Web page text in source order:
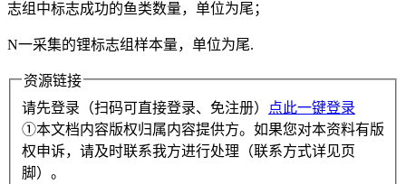
志组中标志成功的鱼类数量，单位为尾；
N一采集的锂标志组样本量，单位为尾.
资源链接
请先登录（扫码可直接登录、免注册）
点此一键登录
①本文档内容版权归属内容提供方。如果您对本资料有版
权申诉，请及时联系我方进行处理（联系方式详见页
脚）。